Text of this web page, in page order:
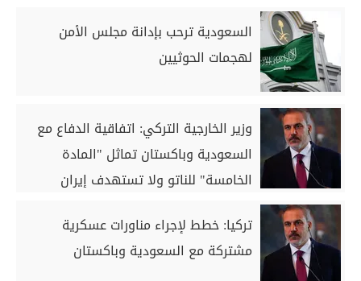
السعودية ترحب بإدانة مجلس الأمن
لهجمات الحوثيين
وزير الخارجية التركي: اتفاقية الدفاع مع
السعودية وباكستان تماثل "المادة
الخامسة" للناتو ولا تستهدف إيران
تركيا: خطط لإجراء مناورات عسكرية
مشتركة مع السعودية وباكستان